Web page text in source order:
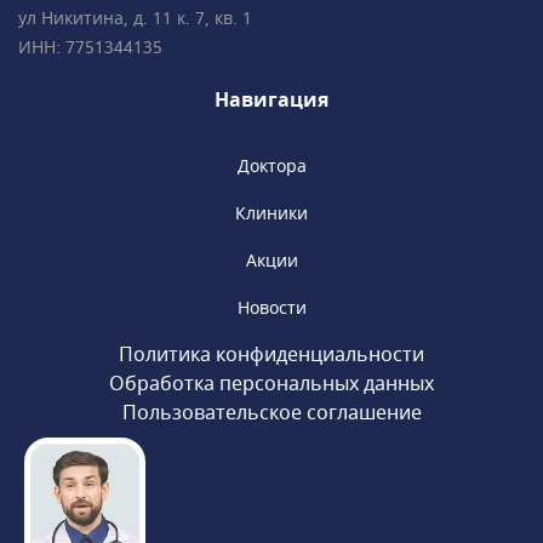
многолетним опытом успешной работы
и современным взглядом на медицину.
ул Никитина, д. 11 к. 7, кв. 1
ИНН: 7751344135
Навигация
Доктора
Клиники
Акции
Новости
Политика конфиденциальности
Обработка персональных данных
Пользовательское соглашение